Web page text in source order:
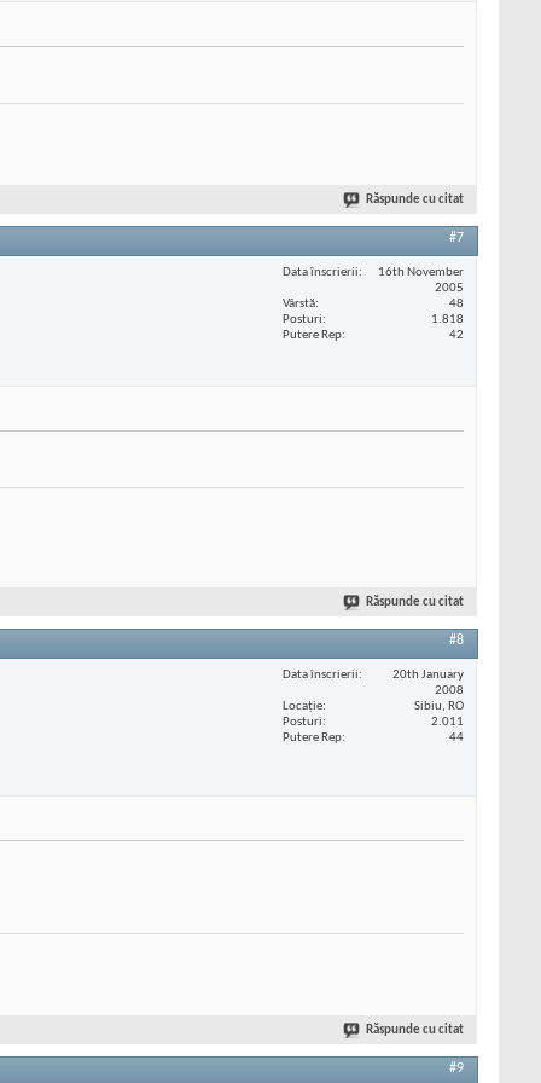
Răspunde cu citat
#7
Data înscrierii
16th November
2005
Vârstă
48
Posturi
1.818
Putere Rep
42
Răspunde cu citat
#8
Data înscrierii
20th January
2008
Locaţie
Sibiu, RO
Posturi
2.011
Putere Rep
44
Răspunde cu citat
#9